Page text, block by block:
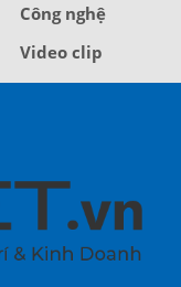
Công nghệ
Video clip